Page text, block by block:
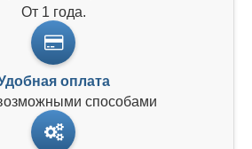
От 1 года.
оплата
способами